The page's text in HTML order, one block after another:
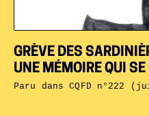
GRÈVE DES
UNE MÉMOIRE QUI
Paru dansCQFD n°222